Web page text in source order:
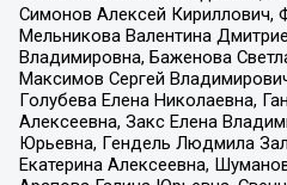
Симонов Алексей Кириллович,
Мельникова Валентина
Владимировна, Баженова
Максимов Сергей
Голубева Елена Николаевна,
Алексеевна, Закс Елена
Юрьевна, Гендель Людмила
Екатерина Алексеевна,